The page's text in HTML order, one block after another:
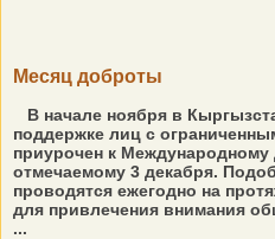
Месяц доброты
В начале ноября в
поддержке лиц с
приурочен к
отмечаемому 3 декабря.
проводятся ежегодно на
для привлечения внимания
...